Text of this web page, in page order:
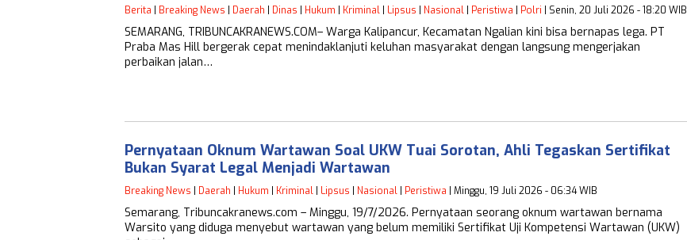
Berita Breaking News Daerah Dinas Hukum Kriminal Lipsus Nasional Peristiwa Polri | Senin, 20 Juli 2026 - 18:20 WIB
SEMARANG, TRIBUNCAKRANEWS.COM– Warga Kalipancur, Kecamatan Ngalian kini bisa bernapas lega. PT
Praba Mas Hill bergerak cepat menindaklanjuti keluhan masyarakat dengan langsung mengerjakan
perbaikan jalan…
Pernyataan Oknum Wartawan Soal UKW Tuai Sorotan, Ahli Tegaskan Sertifikat
Bukan Syarat Legal Menjadi Wartawan
Breaking News Daerah Hukum Kriminal Lipsus Nasional Peristiwa | Minggu, 19 Juli 2026 - 06:34 WIB
Semarang, Tribuncakranews.com – Minggu, 19/7/2026. Pernyataan seorang oknum wartawan bernama
Warsito yang diduga menyebut wartawan yang belum memiliki Sertifikat Uji Kompetensi Wartawan (UKW)